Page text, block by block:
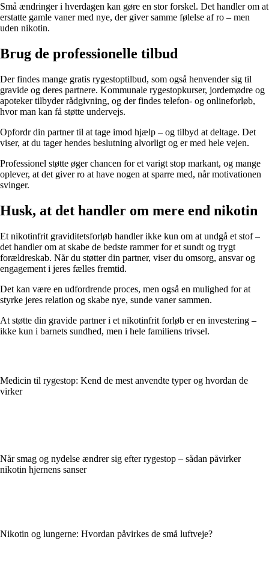
Små ændringer i hverdagen kan gøre en stor forskel. Det handler om at
erstatte gamle vaner med nye, der giver samme følelse af ro – men
uden nikotin.
Brug de professionelle tilbud
Der findes mange gratis rygestoptilbud, som også henvender sig til
gravide og deres partnere. Kommunale rygestopkurser, jordemødre og
apoteker tilbyder rådgivning, og der findes telefon- og onlineforløb,
hvor man kan få støtte undervejs.
Opfordr din partner til at tage imod hjælp – og tilbyd at deltage. Det
viser, at du tager hendes beslutning alvorligt og er med hele vejen.
Professionel støtte øger chancen for et varigt stop markant, og mange
oplever, at det giver ro at have nogen at sparre med, når motivationen
svinger.
Husk, at det handler om mere end nikotin
Et nikotinfrit graviditetsforløb handler ikke kun om at undgå et stof –
det handler om at skabe de bedste rammer for et sundt og trygt
forældreskab. Når du støtter din partner, viser du omsorg, ansvar og
engagement i jeres fælles fremtid.
Det kan være en udfordrende proces, men også en mulighed for at
styrke jeres relation og skabe nye, sunde vaner sammen.
At støtte din gravide partner i et nikotinfrit forløb er en investering –
ikke kun i barnets sundhed, men i hele familiens trivsel.
Medicin til rygestop: Kend de mest anvendte typer og hvordan de
virker
Når smag og nydelse ændrer sig efter rygestop – sådan påvirker
nikotin hjernens sanser
Nikotin og lungerne: Hvordan påvirkes de små luftveje?